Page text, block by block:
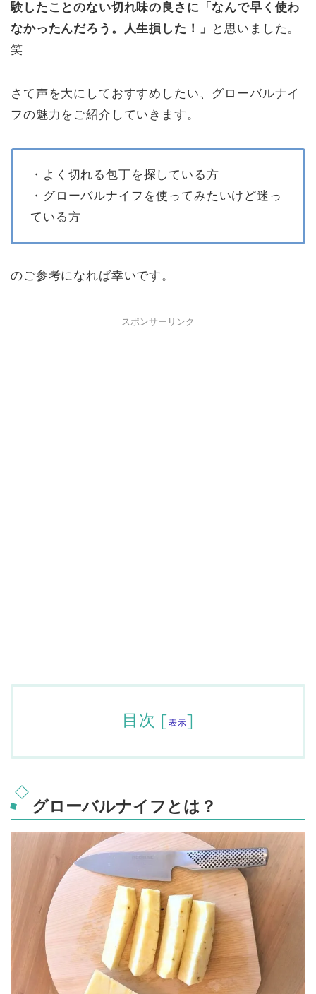
験したことのない切れ味の良さに「なんで早く使わ
なかったんだろう。人生損した！」
と思いました。
笑
さて声を大にしておすすめしたい、グローバルナイ
フの魅力をご紹介していきます。
・よく切れる包丁を探している方
・グローバルナイフを使ってみたいけど迷っ
ている方
のご参考になれば幸いです。
スポンサーリンク
目次 [表示]
グローバルナイフとは？